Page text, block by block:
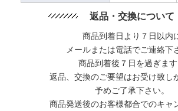
返品・交換について
商品到着日より７日以内
メールまたは電話でご連絡下
商品到着後７日を過ぎます
返品、交換のご要望はお受け致し
予めご了承下さい。
商品発送後のお客様都合でのキャ